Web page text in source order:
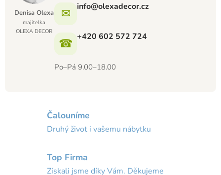
Denisa Olexa
majitelka
OLEXA DECOR
✉ info@olexadecor.cz
☎ +420 602 572 724
Po–Pá 9.00–18.00
Čalouníme
Druhý život i vašemu nábytku
Top Firma
Získali jsme díky Vám. Děkujeme